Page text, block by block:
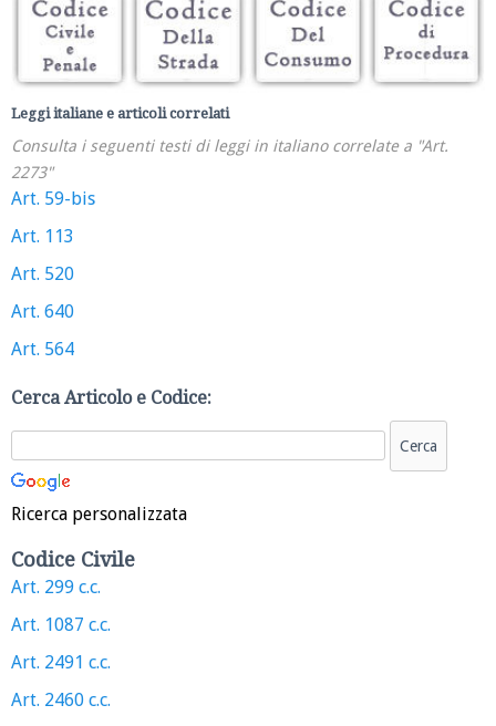
Leggi italiane e articoli correlati
Consulta i seguenti testi di leggi in italiano correlate a "Art.
2273"
Art. 59-bis
Art. 113
Art. 520
Art. 640
Art. 564
Cerca Articolo e Codice:
Ricerca personalizzata
Codice Civile
Art. 299 c.c.
Art. 1087 c.c.
Art. 2491 c.c.
Art. 2460 c.c.